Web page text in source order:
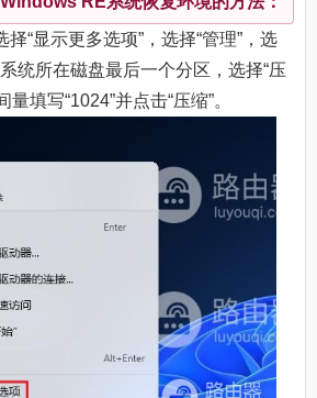
择“显示更多选项”，选择“管理”，选
统所在磁盘最后一个分区，选择“压
填写“1024”并点击“压缩”。